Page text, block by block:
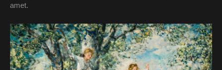
amet.